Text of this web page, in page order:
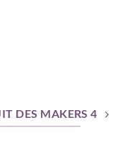
DES MAKERS 4